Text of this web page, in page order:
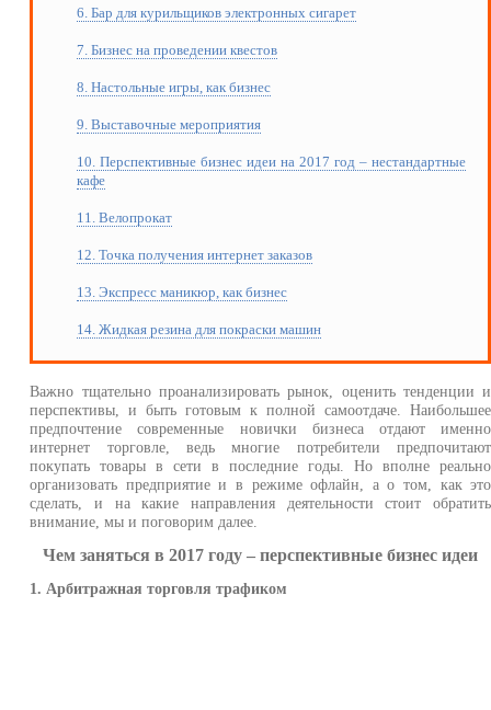
6. Бар для курильщиков электронных сигарет
7. Бизнес на проведении квестов
8. Настольные игры, как бизнес
9. Выставочные мероприятия
10. Перспективные бизнес идеи на 2017 год – нестандартные
кафе
11. Велопрокат
12. Точка получения интернет заказов
13. Экспресс маникюр, как бизнес
14. Жидкая резина для покраски машин
Важно тщательно проанализировать рынок, оценить тенденции и
перспективы, и быть готовым к полной самоотдаче. Наибольшее
предпочтение современные новички бизнеса отдают именно
интернет торговле, ведь многие потребители предпочитают
покупать товары в сети в последние годы. Но вполне реально
организовать предприятие и в режиме офлайн, а о том, как это
сделать, и на какие направления деятельности стоит обратить
внимание, мы и поговорим далее.
Чем заняться в 2017 году – перспективные бизнес идеи
1. Арбитражная торговля трафиком